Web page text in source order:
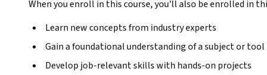
When you enroll in this course, you'll also be enrolled in
Learn new concepts from industry experts
Gain a foundational understanding of a subject or tool
Develop job-relevant skills with hands-on projects